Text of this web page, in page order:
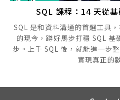
SQL 課程：14 天從
SQL 是和資料溝通的首選工具
的現今，蹲好馬步打穩 SQL
步。上手 SQL 後，就能進一步
實現真正的